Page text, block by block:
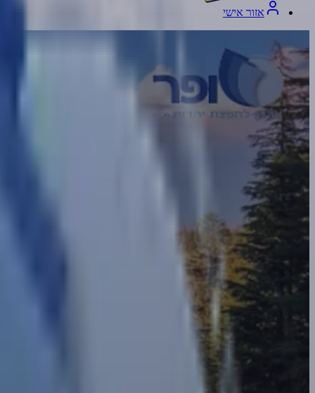
אזור אישי